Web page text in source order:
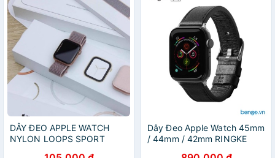
DÂY ĐEO APPLE WATCH
NYLON LOOPS SPORT
Dây Đeo Apple Watch 45mm
/ 44mm / 42mm RINGKE